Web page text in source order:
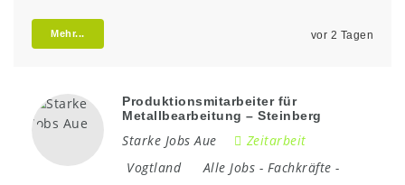
Mehr... vor 2 Tagen
Produktionsmitarbeiter für
Metallbearbeitung – Steinberg
Starke Jobs Aue
Zeitarbeit
Vogtland
Alle Jobs - Fachkräfte -